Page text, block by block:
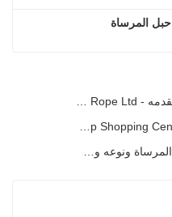
حبل المرساة
كيفية اختيار حجم حبل المرساة ونوعه وطوله والمزيد？